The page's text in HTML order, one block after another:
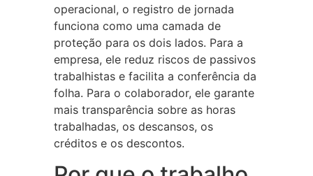
operacional, o registro de jornada
funciona como uma camada de
proteção para os dois lados. Para a
empresa, ele reduz riscos de passivos
trabalhistas e facilita a conferência da
folha. Para o colaborador, ele garante
mais transparência sobre as horas
trabalhadas, os descansos, os
créditos e os descontos.